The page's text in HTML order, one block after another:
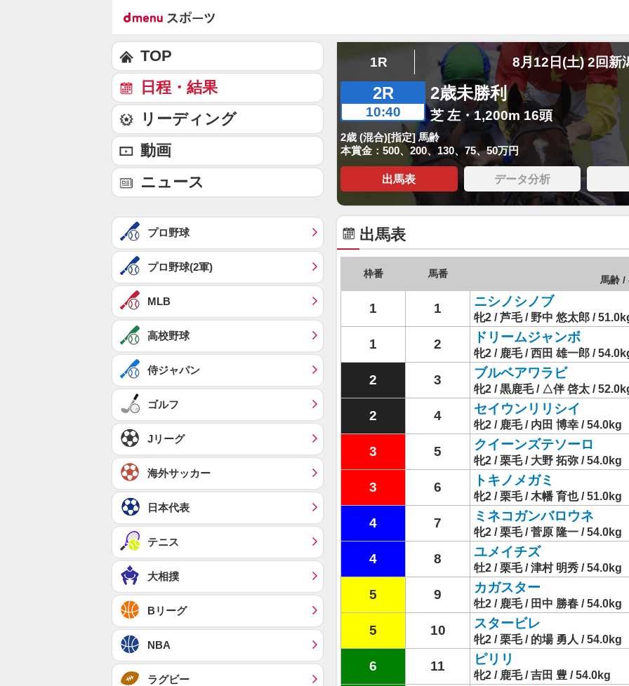
1R 8月12日(土) 2回新
2R
10:40
2歳未勝利
芝 左・1,200m 16頭
2歳 (混合)[指定] 馬齢
本賞金：500、200、130、75、50万円
出馬表 データ分析
出馬表
枠番 馬番
馬齢 /
1 1 ニシノシノブ
牝2 / 芦毛 / 野中 悠太郎 /
1 2 ドリームジャンボ
牝2 / 鹿毛 / 西田 雄一郎 /
2 3 ブルベアワラビ
牝2 / 黒鹿毛 / △伴 啓太 /
2 4 セイウンリリシイ
牝2 / 鹿毛 / 内田 博幸 / 54.0kg
3 5 クイーンズテソーロ
牝2 / 栗毛 / 大野 拓弥 / 54.0kg
3 6 トキノメガミ
牝2 / 栗毛 / 木幡 育也 / 51.0kg
4 7 ミネコガンバロウネ
牝2 / 栗毛 / 菅原 隆一 / 54.0kg
4 8 ユメイチズ
牡2 / 栗毛 / 津村 明秀 / 54.0kg
5 9 カガスター
牡2 / 鹿毛 / 田中 勝春 / 54.0kg
5 10 スタービレ
牝2 / 栗毛 / 的場 勇人 / 54.0kg
6 11 ピリリ
牝2 / 鹿毛 / 吉田 豊 / 54.0kg
TOP
日程・結果
リーディング
動画
ニュース
プロ野球
プロ野球(2軍)
MLB
高校野球
侍ジャパン
ゴルフ
Jリーグ
海外サッカー
日本代表
テニス
大相撲
Bリーグ
NBA
ラグビー